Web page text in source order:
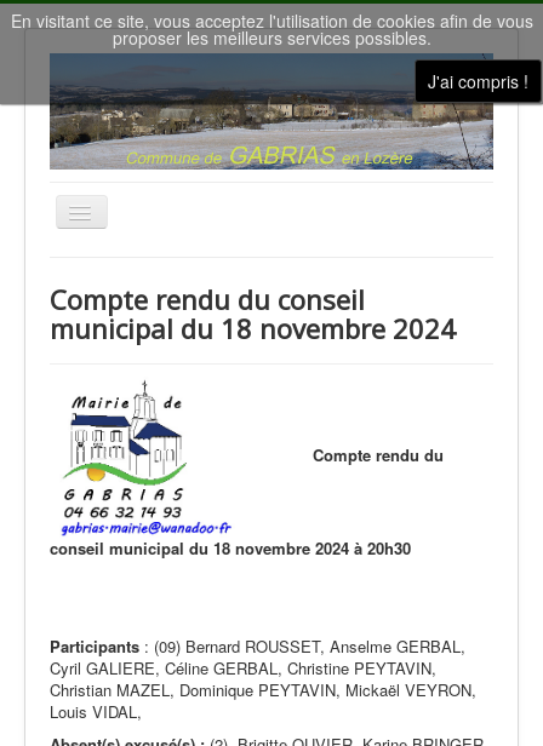
En visitant ce site, vous acceptez l'utilisation de cookies afin de vous
proposer les meilleurs services possibles.
J'ai compris !
Basculer
la
Nous contacter
Gîtes de vacances
la Salle des Fêtes
Météo à Gabrias
Nos villages
Actualités
Compte rendu du conseil
municipal du 18 novembre 2024
Compte rendu du
conseil municipal du 18 novembre 2024 à 20h30
Participants : (09) Bernard ROUSSET, Anselme GERBAL,
Cyril GALIERE, Céline GERBAL, Christine PEYTAVIN,
Christian MAZEL, Dominique PEYTAVIN, Mickaël VEYRON,
Louis VIDAL,